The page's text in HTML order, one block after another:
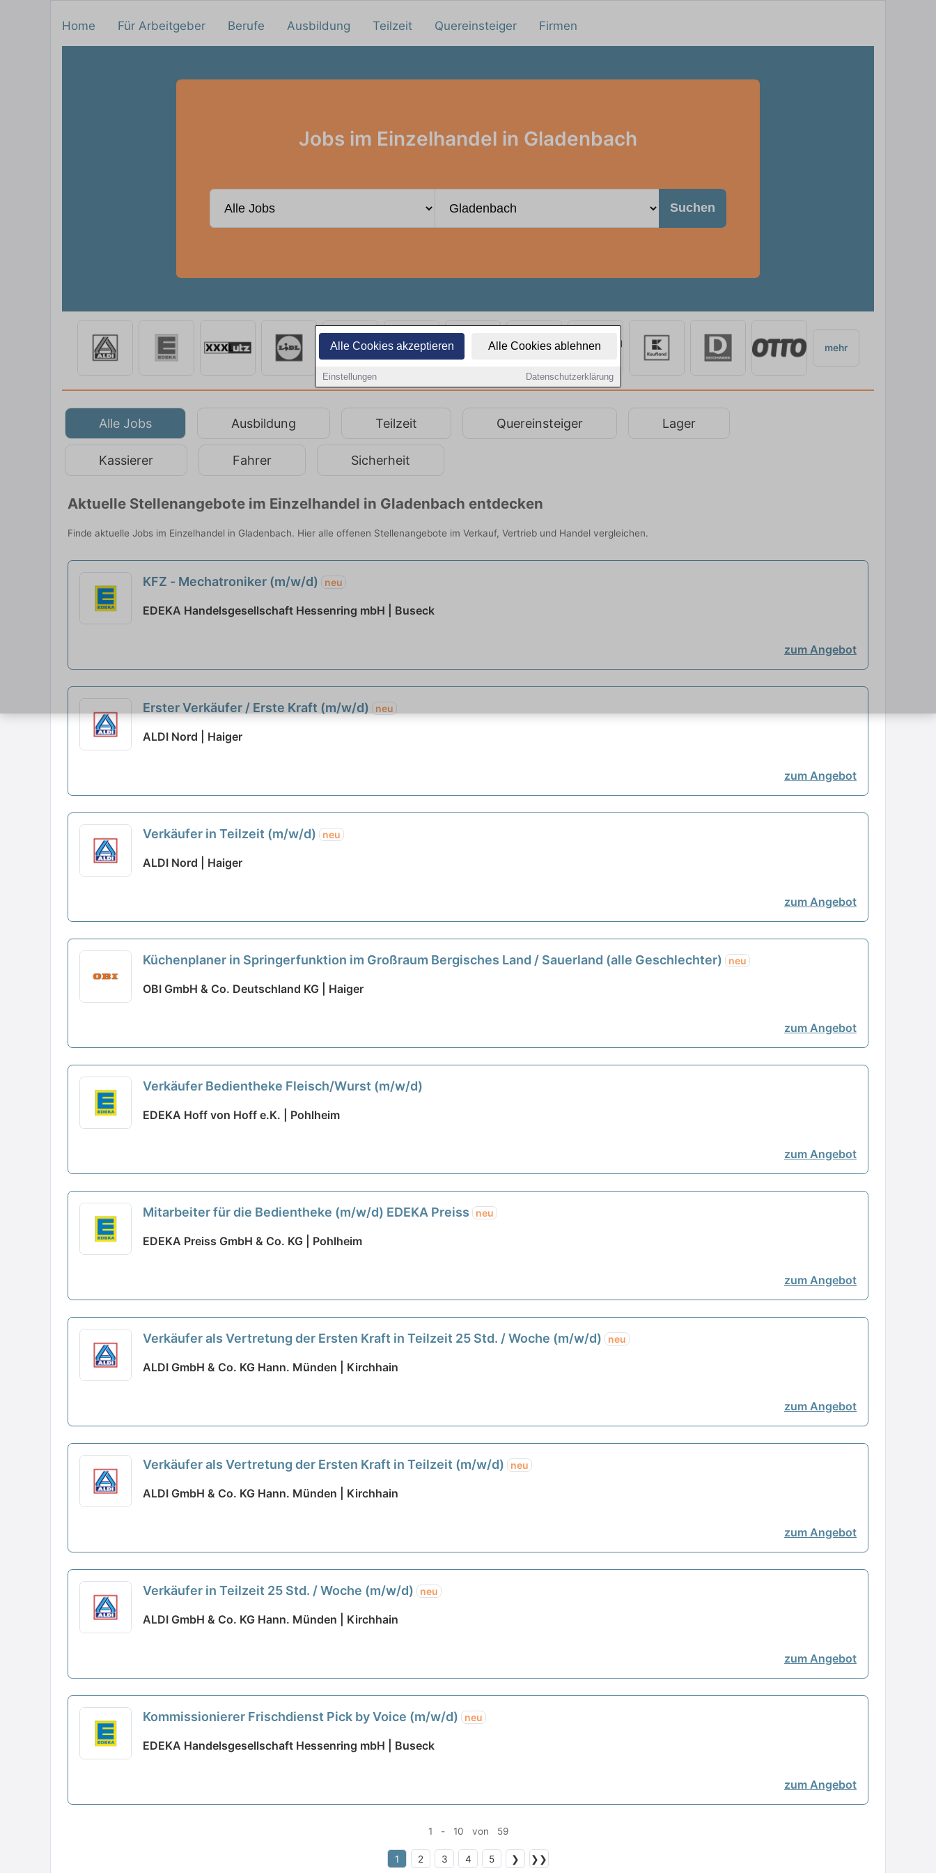
Alle Cookies akzeptieren Alle Cookies ablehnen
Einstellungen Datenschutzerklärung
Home Für Arbeitgeber Berufe Ausbildung Teilzeit Quereinsteiger Firmen
Jobs im Einzelhandel in Gladenbach
Suchen
mehr
Alle Jobs Ausbildung Teilzeit Quereinsteiger Lager
Kassierer Fahrer Sicherheit
Aktuelle Stellenangebote im Einzelhandel in Gladenbach entdecken
Finde aktuelle Jobs im Einzelhandel in Gladenbach. Hier alle offenen Stellenangebote im Verkauf, Vertrieb und Handel vergleichen.
KFZ - Mechatroniker (m/w/d) neu
EDEKA Handelsgesellschaft Hessenring mbH | Buseck
zum Angebot
Erster Verkäufer / Erste Kraft (m/w/d) neu
ALDI Nord | Haiger
zum Angebot
Verkäufer in Teilzeit (m/w/d) neu
ALDI Nord | Haiger
zum Angebot
Küchenplaner in Springerfunktion im Großraum Bergisches Land / Sauerland (alle Geschlechter) neu
OBI GmbH & Co. Deutschland KG | Haiger
zum Angebot
Verkäufer Bedientheke Fleisch/Wurst (m/w/d)
EDEKA Hoff von Hoff e.K. | Pohlheim
zum Angebot
Mitarbeiter für die Bedientheke (m/w/d) EDEKA Preiss neu
EDEKA Preiss GmbH & Co. KG | Pohlheim
zum Angebot
Verkäufer als Vertretung der Ersten Kraft in Teilzeit 25 Std. / Woche (m/w/d) neu
ALDI GmbH & Co. KG Hann. Münden | Kirchhain
zum Angebot
Verkäufer als Vertretung der Ersten Kraft in Teilzeit (m/w/d) neu
ALDI GmbH & Co. KG Hann. Münden | Kirchhain
zum Angebot
Verkäufer in Teilzeit 25 Std. / Woche (m/w/d) neu
ALDI GmbH & Co. KG Hann. Münden | Kirchhain
zum Angebot
Kommissionierer Frischdienst Pick by Voice (m/w/d) neu
EDEKA Handelsgesellschaft Hessenring mbH | Buseck
zum Angebot
1 - 10 von 59
1 2 3 4 5 ❯ ❯❯